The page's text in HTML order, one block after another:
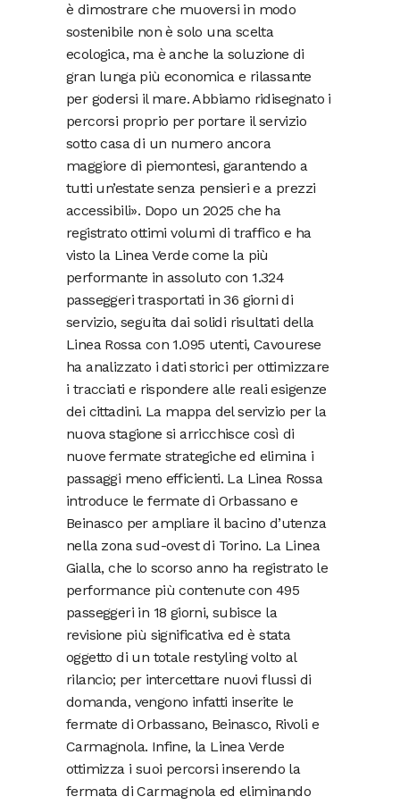
è dimostrare che muoversi in modo
sostenibile non è solo una scelta
ecologica, ma è anche la soluzione di
gran lunga più economica e rilassante
per godersi il mare. Abbiamo ridisegnato i
percorsi proprio per portare il servizio
sotto casa di un numero ancora
maggiore di piemontesi, garantendo a
tutti un’estate senza pensieri e a prezzi
accessibili». Dopo un 2025 che ha
registrato ottimi volumi di traffico e ha
visto la Linea Verde come la più
performante in assoluto con 1.324
passeggeri trasportati in 36 giorni di
servizio, seguita dai solidi risultati della
Linea Rossa con 1.095 utenti, Cavourese
ha analizzato i dati storici per ottimizzare
i tracciati e rispondere alle reali esigenze
dei cittadini. La mappa del servizio per la
nuova stagione si arricchisce così di
nuove fermate strategiche ed elimina i
passaggi meno efficienti. La Linea Rossa
introduce le fermate di Orbassano e
Beinasco per ampliare il bacino d’utenza
nella zona sud-ovest di Torino. La Linea
Gialla, che lo scorso anno ha registrato le
performance più contenute con 495
passeggeri in 18 giorni, subisce la
revisione più significativa ed è stata
oggetto di un totale restyling volto al
rilancio; per intercettare nuovi flussi di
domanda, vengono infatti inserite le
fermate di Orbassano, Beinasco, Rivoli e
Carmagnola. Infine, la Linea Verde
ottimizza i suoi percorsi inserendo la
fermata di Carmagnola ed eliminando